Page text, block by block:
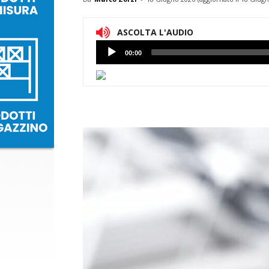
ASCOLTA L'AUDIO
Lettore
Audio
00:00